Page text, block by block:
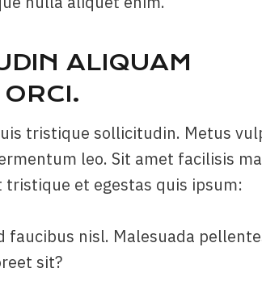
ALIQUAM
tristique sollicitudin. Metus
leo. Sit amet facilisis
et egestas quis ipsum:
nisl. Malesuada
sit?